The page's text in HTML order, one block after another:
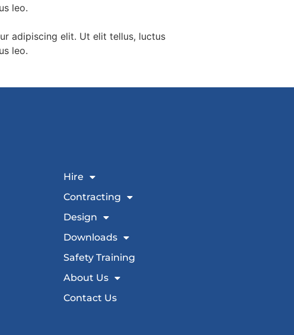
leo.
adipiscing elit. Ut elit tellus, luctus
leo.
Hire
Contracting
Design
Downloads
Safety Training
About Us
Contact Us